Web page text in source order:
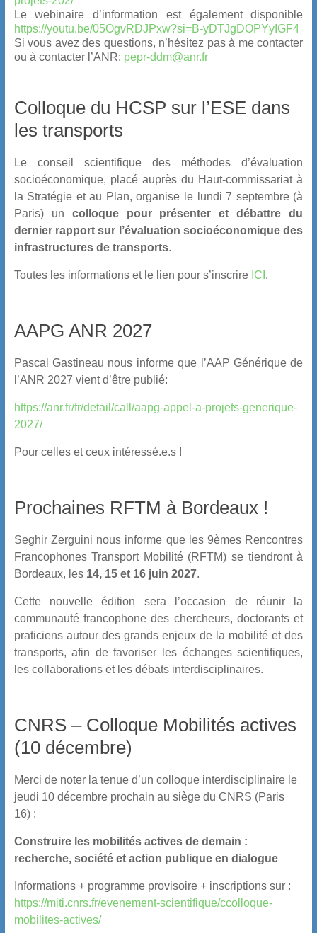
Le webinaire d’information est également disponible
https://youtu.be/05OgvRDJPxw?si=B-yDTJgDOPYyIGF4
Si vous avez des questions, n’hésitez pas à me contacter
ou à contacter l’ANR: pepr-ddm@anr.fr
Colloque du HCSP sur l’ESE dans
les transports
Le conseil scientifique des méthodes d’évaluation
socioéconomique, placé auprès du Haut-commissariat à
la Stratégie et au Plan, organise le lundi 7 septembre (à
Paris) un colloque pour présenter et débattre du
dernier rapport sur l’évaluation socioéconomique des
infrastructures de transports.
Toutes les informations et le lien pour s’inscrire ICI .
AAPG ANR 2027
Pascal Gastineau nous informe que l’AAP Générique de
l’ANR 2027 vient d’être publié:
https://anr.fr/fr/detail/call/aapg-appel-a-projets-generique-
2027/
Pour celles et ceux intéressé.e.s !
Prochaines RFTM à Bordeaux !
Seghir Zerguini nous informe que les 9èmes Rencontres
Francophones Transport Mobilité (RFTM) se tiendront à
Bordeaux, les 14, 15 et 16 juin 2027.
Cette nouvelle édition sera l’occasion de réunir la
communauté francophone des chercheurs, doctorants et
praticiens autour des grands enjeux de la mobilité et des
transports, afin de favoriser les échanges scientifiques,
les collaborations et les débats interdisciplinaires.
CNRS – Colloque Mobilités actives
(10 décembre)
Merci de noter la tenue d’un colloque interdisciplinaire le
jeudi 10 décembre prochain au siège du CNRS (Paris
16) :
Construire les mobilités actives de demain :
recherche, société et action publique en dialogue
Informations + programme provisoire + inscriptions sur :
https://miti.cnrs.fr/evenement-scientifique/ccolloque-
mobilites-actives/